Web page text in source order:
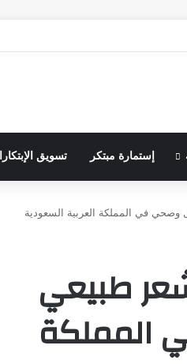
إستمارة مبتكر تسويق
في المملكة العربية السعودية
طبيعي
المملكة